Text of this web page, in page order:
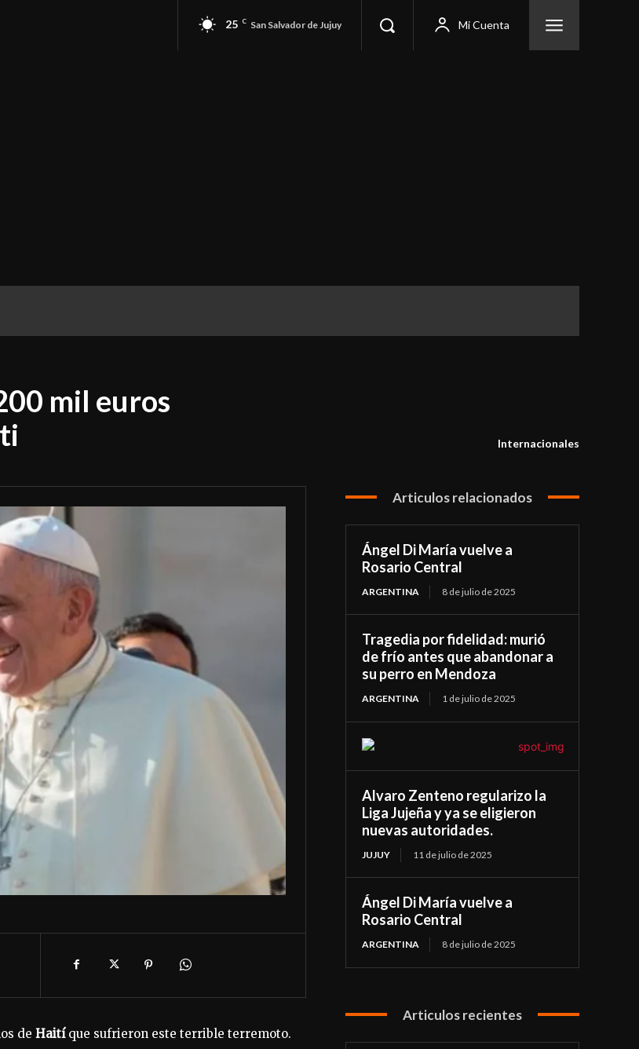
25 C San Salvador de Jujuy Mi Cuenta
mil euros
Internacionales
de Haitíque sufrieron este terrible terremoto.
Articulos relacionados
Ángel Di María vuelve a
Rosario Central
ARGENTINA 8 de julio de 2025
Tragedia por fidelidad: murió
de frío antes que abandonar a
su perro en Mendoza
ARGENTINA 1 de julio de 2025
Alvaro Zenteno regularizo la
Liga Jujeña y ya se eligieron
nuevas autoridades.
JUJUY 11 de julio de 2025
Ángel Di María vuelve a
Rosario Central
ARGENTINA 8 de julio de 2025
Articulos recientes